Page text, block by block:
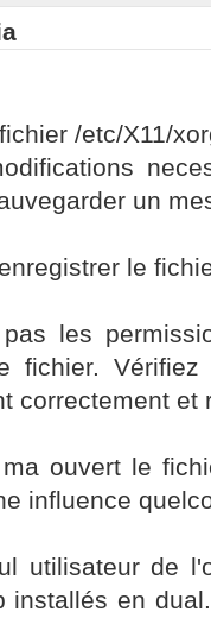
/etc/X11/
un
le
les
fichier.
correctement et
ouvert le
influence
utilisateur de
installés en